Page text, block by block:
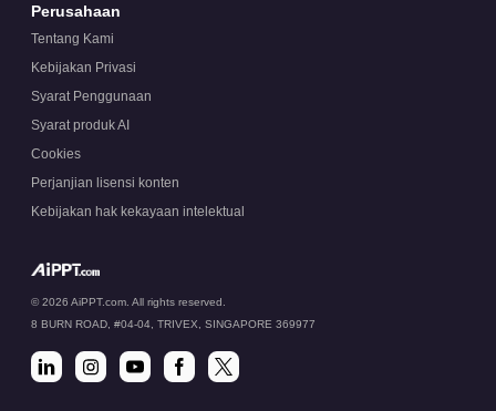
Perusahaan
Tentang Kami
Kebijakan Privasi
Syarat Penggunaan
Syarat produk AI
Cookies
Perjanjian lisensi konten
Kebijakan hak kekayaan intelektual
© 2026 AiPPT.com. All rights reserved.
8 BURN ROAD, #04-04, TRIVEX, SINGAPORE 369977